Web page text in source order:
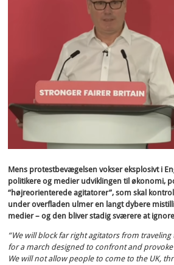
Mens protestbevægelsen vokser eksplosivt i
politikere og medier udviklingen til økonomi,
“højreorienterede agitatorer”, som skal
under overfladen ulmer en langt dybere
medier – og den bliver stadig sværere at
“We will block far right agitators from
for a march designed to confront and
We will not allow people to come to the UK,